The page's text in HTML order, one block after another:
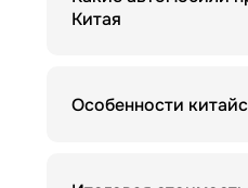
Китая
Особенности